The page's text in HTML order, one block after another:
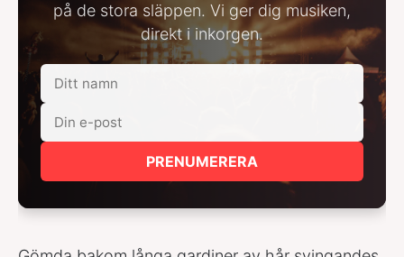
på de stora släppen. Vi ger dig musiken,
direkt i inkorgen.
PRENUMERERA